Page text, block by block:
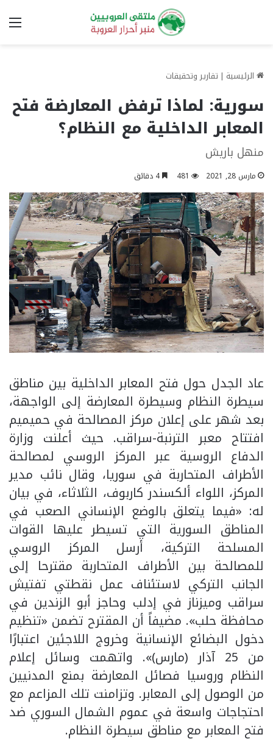
الرئيسية | تقارير وتحقيقات
سورية: لماذا ترفض المعارضة فتح
المعابر الداخلية مع النظام؟
منهل باريش
مارس 28, 2021 481
عاد الجدل حول فتح المعابر الداخلية بين مناطق
سيطرة النظام وسيطرة المعارضة إلى الواجهة،
بعد شهر على إعلان مركز المصالحة في حميميم
افتتاح معبر الترنبة-سراقب. حيث أعلنت وزارة
الدفاع الروسية عبر المركز الروسي لمصالحة
الأطراف المتحاربة في سوريا، وقال نائب مدير
المركز، اللواء ألكسندر كاربوف، الثلاثاء، في بيان
له: «فيما يتعلق بالوضع الإنساني الصعب في
المناطق السورية التي تسيطر عليها القوات
المسلحة التركية، أرسل المركز الروسي
للمصالحة بين الأطراف المتحاربة مقترحا إلى
الجانب التركي لاستئناف عمل نقطتي تفتيش
سراقب وميزناز في إدلب وحاجز أبو الزندين في
محافظة حلب». مضيفاً أن المقترح تضمن «تنظيم
دخول البضائع الإنسانية وخروج اللاجئين اعتبارًا
من 25 آذار (مارس)». واتهمت وسائل إعلام
النظام وروسيا فصائل المعارضة بمنع المدنيين
من الوصول إلى المعابر. وتزامنت تلك المزاعم مع
احتجاجات واسعة في عموم الشمال السوري ضد
فتح المعابر مع مناطق سيطرة النظام.